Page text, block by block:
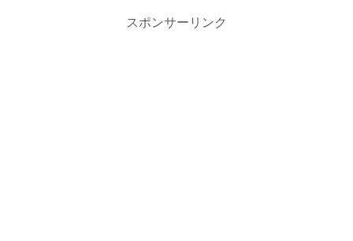
スポンサーリンク